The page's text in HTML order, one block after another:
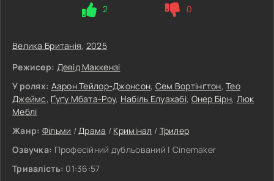
2 0
Велика Британія, 2025
Режисер: Девід Маккензі
У ролях: Аарон Тейлор-Джонсон, Сем Вортінґтон,Тео
Джеймс, Ґуґу Мбата-Роу, Набіль Елуахабі, Онер Бірн, Люк
Меблі
Жанр: Фільми /Драма / Кримінал / Трилер
Озвучка: Професійний дубльований | Cinemaker
Тривалість: 01:36:57